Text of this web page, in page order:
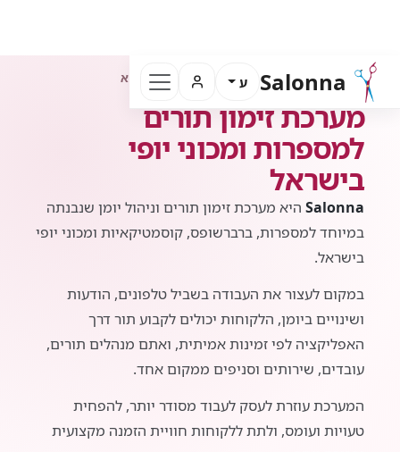
Salonna ע
היומן שלך מסודר גם כשהעסק מלא
מערכת זימון תורים
למספרות ומכוני יופי
בישראל
Salonna היא מערכת זימון תורים וניהול יומן שנבנתה
במיוחד למספרות, ברברשופס, קוסמטיקאיות ומכוני יופי
בישראל.
במקום לעצור את העבודה בשביל טלפונים, הודעות
ושינויים ביומן, הלקוחות יכולים לקבוע תור דרך
האפליקציה לפי זמינות אמיתית, ואתם מנהלים תורים,
עובדים, שירותים וסניפים ממקום אחד.
המערכת עוזרת לעסק לעבוד מסודר יותר, להפחית
טעויות ועומס, ולתת ללקוחות חוויית הזמנה מקצועית